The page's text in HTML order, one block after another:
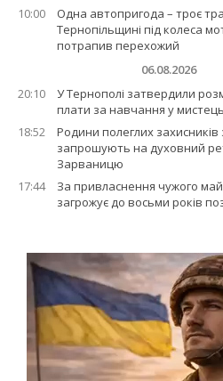
10:00
Одна автопригода – троє
Тернопільщині під колеса
потрапив перехожий
06.08.2026
20:10
У Тернополі затвердили
плати за навчання у
18:52
Родини полеглих
запрошують на духовний
Зарваницю
17:44
За привласнення чужого
загрожує до восьми років